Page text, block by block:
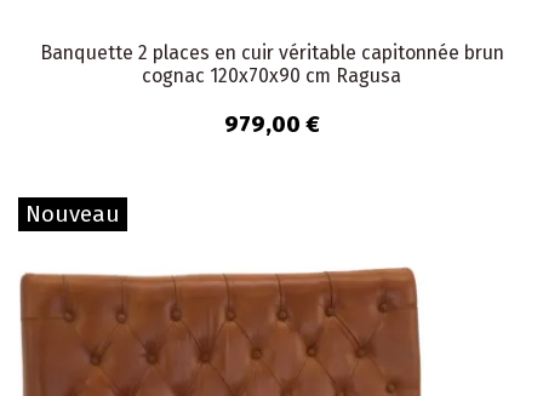
Banquette 2 places en cuir véritable capitonnée brun
cognac 120x70x90 cm Ragusa
979,00 €
Nouveau